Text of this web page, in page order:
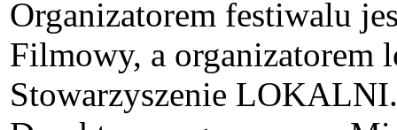
Organizatorem festiwalu
Filmowy, a organizatorem
Stowarzyszenie